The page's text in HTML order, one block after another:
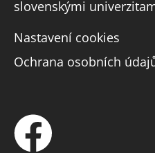
slovenskými
Nastavení cookies
Ochrana osobních